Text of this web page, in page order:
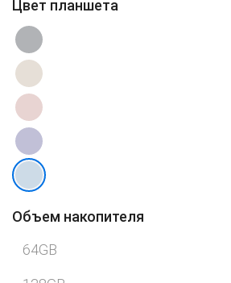
Цвет планшета
Объем накопителя
64GB